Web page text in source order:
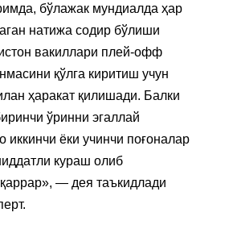
бўлажак мундиалда ҳар
натижа содир бўлиши
вакиллари плей-офф
қўлга киритиш учун
ҳаракат қилишади. Балки
ўринни эгаллай
ёки учинчи поғоналар
кураш олиб
— дея таъкидлади